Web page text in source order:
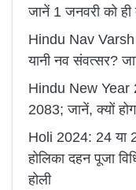
जानें 1 जनवरी को ही
Hindu Nav
यानी नव संवत्सर?
Hindu New Year
2083; जानें, क्यों
Holi 2024: 24 या
होलिका दहन पूजा
होली